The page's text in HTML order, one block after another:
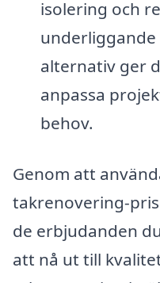
isolering och
alternativ ger
anpassa
behov.
Genom att
takrenovering-
de erbjudanden
att nå ut till